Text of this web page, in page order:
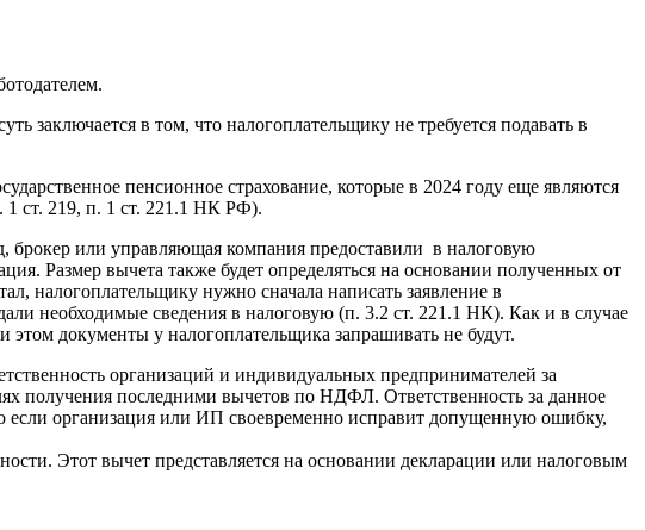
заключается в том, что налогоплательщику не требуется подавать в
пенсионное страхование, которые в 2024 году еще являются
ст. 219, п. 1 ст. 221.1 НК РФ).
брокер или управляющая компания предоставили в налоговую
Размер вычета также будет определяться на основании полученных от
налогоплательщику нужно сначала написать заявление в
необходимые сведения в налоговую (п. 3.2 ст. 221.1 НК). Как и в случае
этом документы у налогоплательщика запрашивать не будут.
организаций и индивидуальных предпринимателей за
получения последними вычетов по НДФЛ. Ответственность за данное
если организация или ИП своевременно исправит допущенную ошибку,
Этот вычет представляется на основании декларации или налоговым